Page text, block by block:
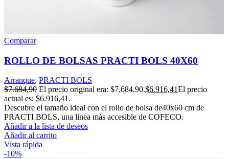
Comparar
ROLLO DE BOLSAS PRACTI BOLS 40X60
Arranque, PRACTI BOLS
$7.684,90 El precio original era: $7.684,90.$6.916,41El precio
actual es: $6.916,41.
Descubre el tamaño ideal con el rollo de bolsa de40x60 cm de
PRACTI BOLS, una línea más accesible de COFECO.
Añadir a la lista de deseos
Añadir al carrito
Vista rápida
-10%